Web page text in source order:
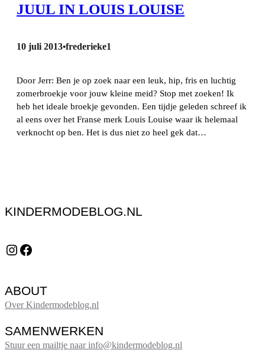
JUUL IN LOUIS LOUISE
10 juli 2013•frederieke1
Door Jerr: Ben je op zoek naar een leuk, hip, fris en luchtig
zomerbroekje voor jouw kleine meid? Stop met zoeken! Ik
heb het ideale broekje gevonden. Een tijdje geleden schreef ik
al eens over het Franse merk Louis Louise waar ik helemaal
verknocht op ben. Het is dus niet zo heel gek dat…
KINDERMODEBLOG.NL
Instagram Facebook
ABOUT
Over Kindermodeblog.nl
SAMENWERKEN
Stuur een mailtje naar info@kindermodeblog.nl